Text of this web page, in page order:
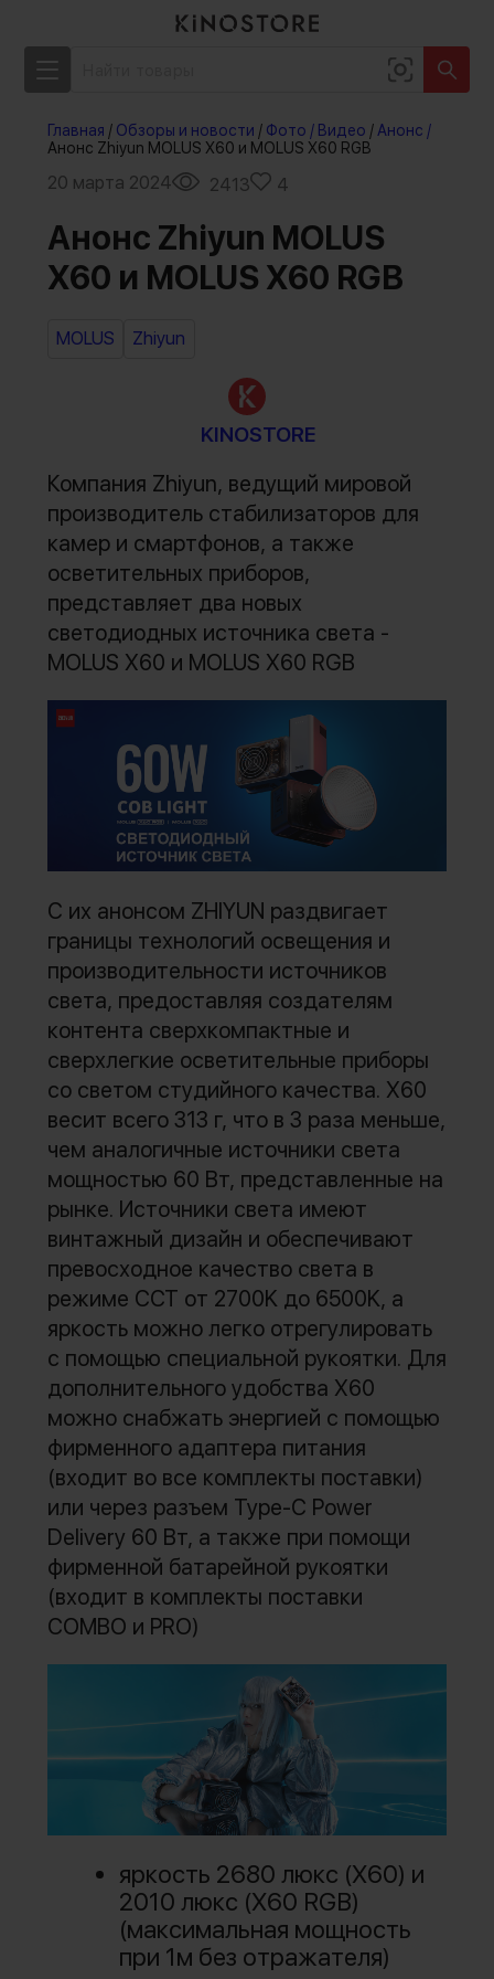
Главная / Обзоры и новости / Фото / Видео / Анонс /
Анонс Zhiyun MOLUS X60 и MOLUS X60 RGB
20 марта 2024 2413 4
Анонс Zhiyun MOLUS
X60 и MOLUS X60 RGB
MOLUS Zhiyun
KINOSTORE
Компания Zhiyun, ведущий мировой
производитель стабилизаторов для
камер и смартфонов, а также
осветительных приборов,
представляет два новых
светодиодных источника света -
MOLUS X60 и MOLUS X60 RGB
С их анонсом ZHIYUN раздвигает
границы технологий освещения и
производительности источников
света, предоставляя создателям
контента сверхкомпактные и
сверхлегкие осветительные приборы
со светом студийного качества. X60
весит всего 313 г, что в 3 раза меньше,
чем аналогичные источники света
мощностью 60 Вт, представленные на
рынке. Источники света имеют
винтажный дизайн и обеспечивают
превосходное качество света в
режиме CCT от 2700K до 6500K, а
яркость можно легко отрегулировать
с помощью специальной рукоятки. Для
дополнительного удобства X60
можно снабжать энергией с помощью
фирменного адаптера питания
(входит во все комплекты поставки)
или через разъем Type-C Power
Delivery 60 Вт, а также при помощи
фирменной батарейной рукоятки
(входит в комплекты поставки
COMBO и PRO)
яркость 2680 люкс (X60) и
2010 люкс (X60 RGB)
(максимальная мощность
при 1м без отражателя)